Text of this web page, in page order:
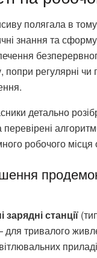
полягала в
знання та
попри регулярні чи
детально
перевірені
робочого місця
зарядні станції
тривалого